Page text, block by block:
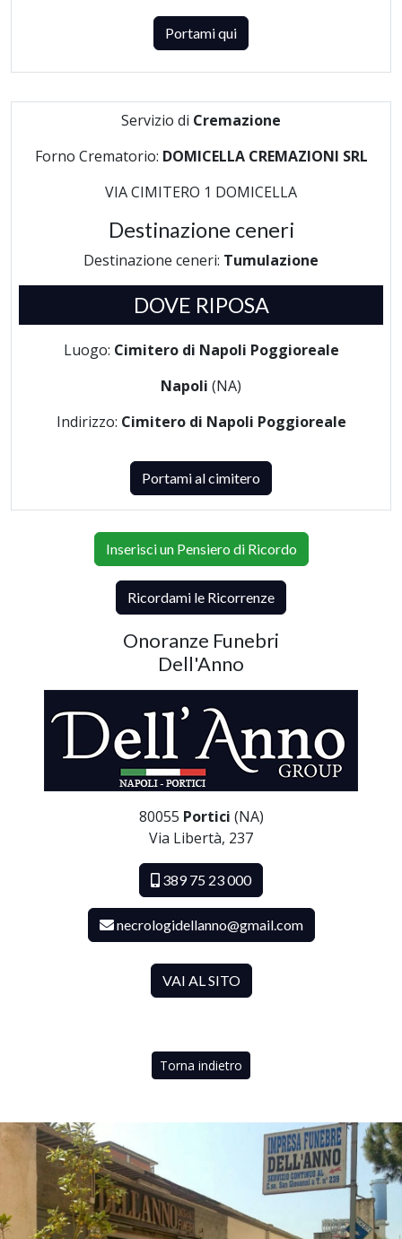
Portami qui
Servizio di Cremazione
Forno Crematorio: DOMICELLA CREMAZIONI SRL
VIA CIMITERO 1 DOMICELLA
Destinazione ceneri
Destinazione ceneri: Tumulazione
DOVE RIPOSA
Luogo: Cimitero di Napoli Poggioreale
Napoli (NA)
Indirizzo: Cimitero di Napoli Poggioreale
Portami al cimitero
Inserisci un Pensiero di Ricordo
Ricordami le Ricorrenze
Onoranze Funebri
Dell'Anno
80055 Portici (NA)
Via Libertà, 237
389 75 23 000
necrologidellanno@gmail.com
VAI AL SITO
Torna indietro